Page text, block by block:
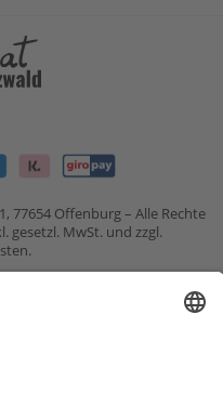
77654 Offenburg – Alle Rechte
gesetzl. MwSt. und zzgl.